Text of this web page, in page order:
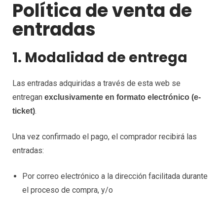
Política de venta de
entradas
1. Modalidad de entrega
Las entradas adquiridas a través de esta web se
entregan exclusivamente en formato electrónico (e-
ticket).
Una vez confirmado el pago, el comprador recibirá las
entradas:
Por correo electrónico a la dirección facilitada durante
el proceso de compra, y/o